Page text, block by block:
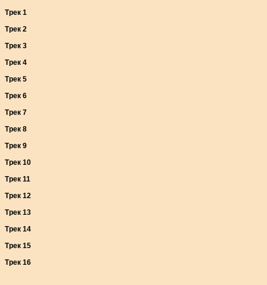
Трек 1
Трек 2
Трек 3
Трек 4
Трек 5
Трек 6
Трек 7
Трек 8
Трек 9
Трек 10
Трек 11
Трек 12
Трек 13
Трек 14
Трек 15
Трек 16